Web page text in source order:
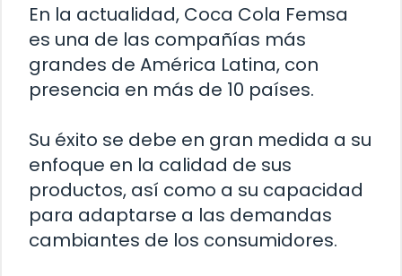
En la actualidad, Coca Cola Femsa
es una de las compañías más
grandes de América Latina, con
presencia en más de 10 países.
Su éxito se debe en gran medida a su
enfoque en la calidad de sus
productos, así como a su capacidad
para adaptarse a las demandas
cambiantes de los consumidores.